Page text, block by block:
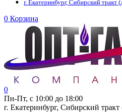
г. Екатеринбург, Сибирский
0 Корзина
0
Пн-Пт, с 10:00 до 18:00
г. Екатеринбург, Сибирский